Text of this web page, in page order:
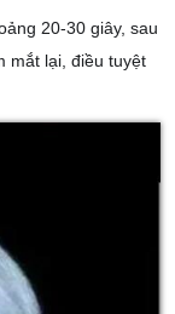
20-30 giây, sau
mắt lại, điều tuyệt